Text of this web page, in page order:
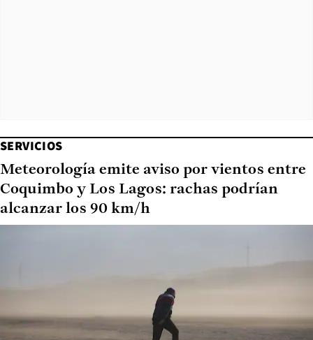
SERVICIOS
Meteorología emite aviso por vientos entre
Coquimbo y Los Lagos: rachas podrían
alcanzar los 90 km/h